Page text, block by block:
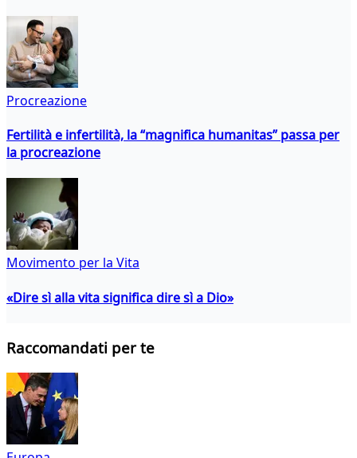
Procreazione
Fertilità e infertilità, la “magnifica humanitas” passa per
la procreazione
Movimento per la Vita
«Dire sì alla vita significa dire sì a Dio»
Raccomandati per te